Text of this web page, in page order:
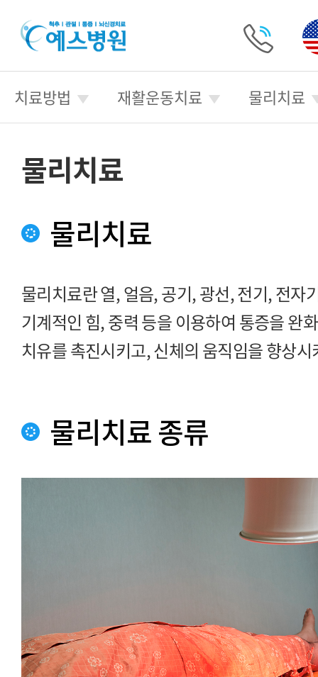
예
스
병
원
걸
치료방법 재활운동치료 물리치료
물리치료
물리치료
물리치료란 열, 얼음, 공기, 광선, 전기, 전자
기계적인 힘, 중력 등을 이용하여 통증을 완
치유를 촉진시키고, 신체의 움직임을 향상
물리치료 종류